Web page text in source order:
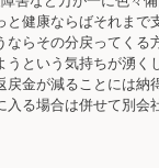
と健康ならばそれまで
らその分戻ってくる
うという気持ちが湧く
金が減ることには納
入る場合は併せて別会